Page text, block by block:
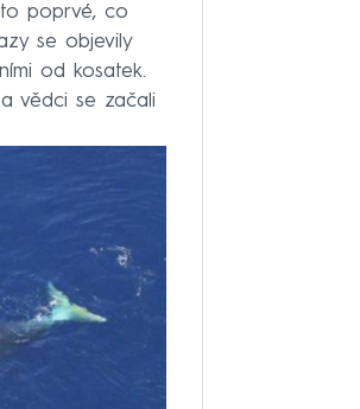
poprvé, co
se objevily
od kosatek.
vědci se začali